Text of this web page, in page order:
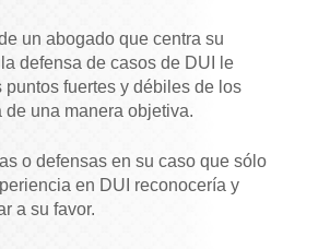
un abogado que centra su
defensa de casos de DUI le
puntos fuertes y débiles de los
de una manera objetiva.
o defensas en su caso que sólo
en DUI reconocería y
a su favor.